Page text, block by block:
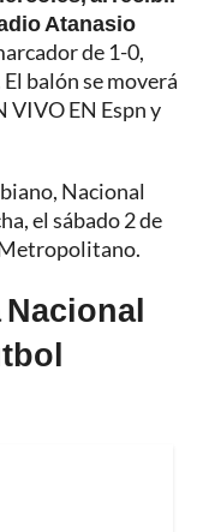
Atanasio
de 1-0,
balón se moverá
VIVO EN Espn y
Nacional
el sábado 2 de
Metropolitano.